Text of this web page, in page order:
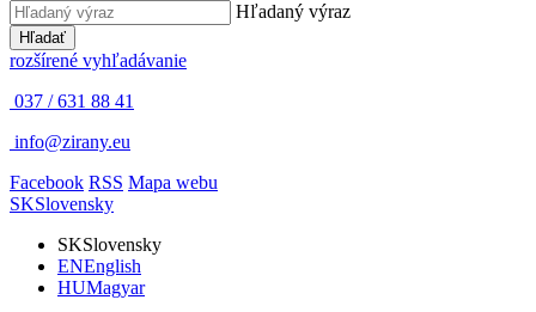
Hľadaný výraz
Hľadať
rozšírené vyhľadávanie
037 / 631 88 41
info@zirany.eu
Facebook RSS Mapa webu
SKSlovensky
SKSlovensky
ENEnglish
HUMagyar